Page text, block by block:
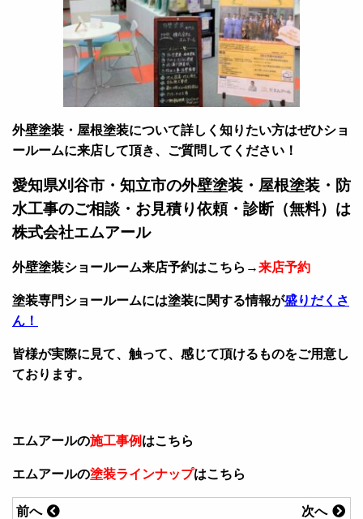
外壁塗装・屋根塗装について詳しく知りたい方はぜひショ
ールームに来店して頂き、ご質問してください！
愛知県刈谷市・知立市の外壁塗装・屋根塗装・防
水工事のご相談・お見積り依頼・診断（無料）は
株式会社エムアール
外壁塗装ショールーム来店予約はこちら→来店予約
塗装専門ショールームには塗装に関する情報が盛りだくさ
ん！
皆様が実際に見て、触って、感じて頂けるものをご用意し
ております。
エムアールの施工事例 はこちら
エムアールの塗装ラインナップはこちら
次へ
前へ